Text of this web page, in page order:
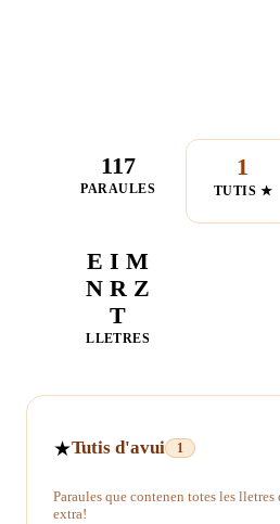
117
PARAULES
1
TUTIS ★
E I M
N R Z
T
LLETRES
★Tutis d'avui 1
Paraules que contenen totes les
extra!